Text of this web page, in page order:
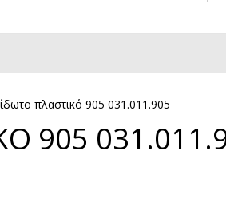
πλαστικό 905 031.011.905
905